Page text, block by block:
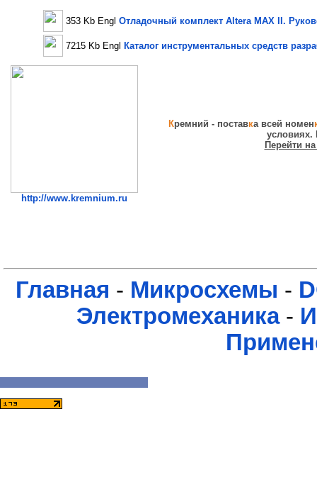
353 Kb Engl Отладочный комплект Altera MAX II.
7215 Kb Engl Каталог инструментальных средств
http://www.kremnium.ru
Кремний - поставка всей номен
условиях.
Перейти
Главная - Микросхемы -
Электромеханика-